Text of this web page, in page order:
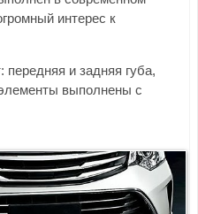
интерес к
передняя и задняя губа,
выполнены с